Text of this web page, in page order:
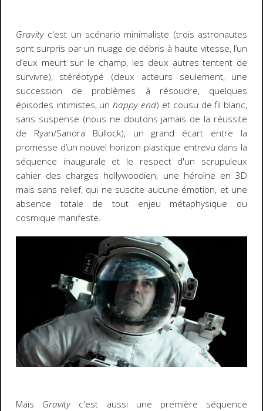
Gravityc'est un scénario minimaliste (trois astronautes
sont surpris par un nuage de débris à haute vitesse, l’un
d’eux meurt sur le champ, les deux autres tentent de
survivre), stéréotypé (deux acteurs seulement, une
succession de problèmes à résoudre, quelques
épisodes intimistes, unhappy end) et cousu de fil blanc,
sans suspense (nous ne doutons jamais de la réussite
de Ryan/Sandra Bullock), un grand écart entre la
promesse d’un nouvel horizon plastique entrevu dans la
séquence inaugurale et le respect d'un scrupuleux
cahier des charges hollywoodien, une héroïne en 3D
mais sans relief, qui ne suscite aucune émotion, et une
absence totale de tout enjeu métaphysique ou
cosmique manifeste.
Mais Gravityc'est aussi une première séquence